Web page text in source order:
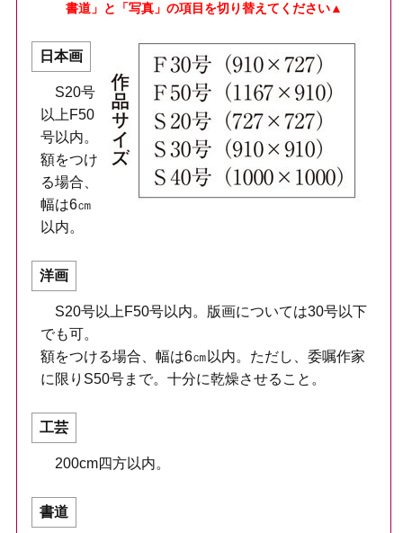
書道」と「写真」の項目を切り替えてください▲
日本画
S20号
以上F50
号以内。
額をつけ
る場合、
幅は6㎝
以内。
洋画
S20号以上F50号以内。版画については30号以下
でも可。
額をつける場合、幅は6㎝以内。ただし、委嘱作家
に限りS50号まで。十分に乾燥させること。
工芸
200cm四方以内。
書道